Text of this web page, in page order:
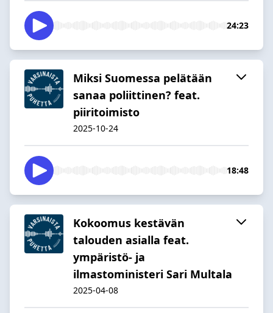
24:23
Miksi Suomessa pelätään
sanaa poliittinen? feat.
piiritoimisto
2025-10-24
18:48
Kokoomus kestävän
talouden asialla feat.
ympäristö- ja
ilmastoministeri Sari Multala
2025-04-08